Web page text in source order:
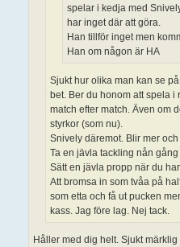
spelar i kedja med
har inget där att göra.
Han tillför inget men
Han om någon är HA
Sjukt hur olika man kan se
bet. Ber du honom att spela i
match efter match. Även om
styrkor (som nu).
Snively däremot. Blir mer
Ta en jävla tackling nån
Sätt en jävla propp när du
Att bromsa in som tvåa på
som etta och få ut pucken
kass. Jag före lag. Nej tack.
Håller med dig helt. Sjukt